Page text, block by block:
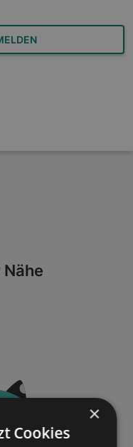
×
Cookies